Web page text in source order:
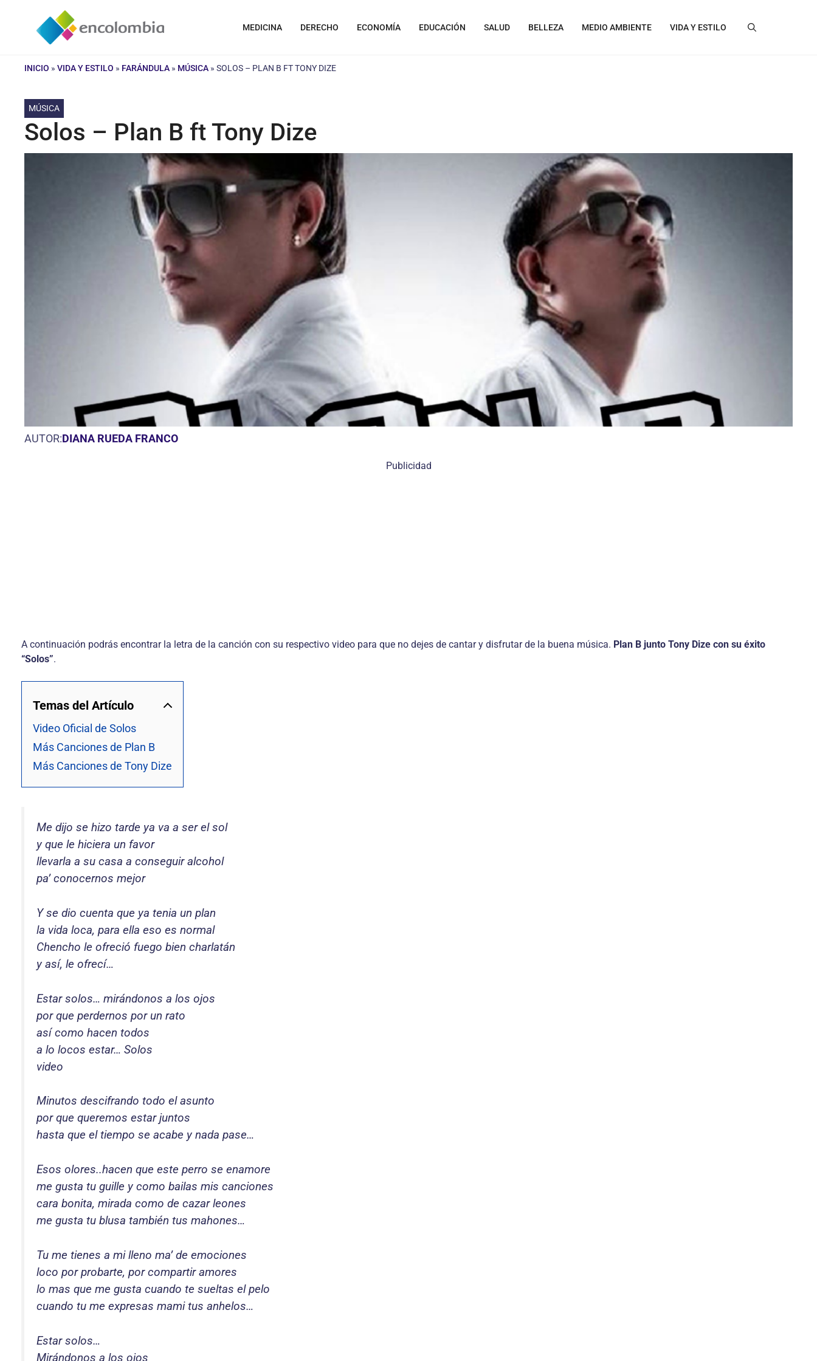
contenido
MEDICINA DERECHO ECONOMÍA EDUCACIÓN SALUD BELLEZA MEDIO AMBIENTE VIDA Y ESTILO
INICIO » VIDA Y ESTILO » FARÁNDULA » MÚSICA » SOLOS – PLAN B FT TONY DIZE
MÚSICA
Solos – Plan B ft Tony Dize
AUTOR:DIANA RUEDA FRANCO
Publicidad
A continuación podrás encontrar la letra de la canción con su respectivo video para que no dejes de cantar y disfrutar de la buena música. Plan B junto Tony Dize con su éxito
“Solos”.
Temas del Artículo
Video Oficial de Solos
Más Canciones de Plan B
Más Canciones de Tony Dize
Me dijo se hizo tarde ya va a ser el sol
y que le hiciera un favor
llevarla a su casa a conseguir alcohol
pa’ conocernos mejor
Y se dio cuenta que ya tenia un plan
la vida loca, para ella eso es normal
Chencho le ofreció fuego bien charlatán
y así, le ofrecí…
Estar solos… mirándonos a los ojos
por que perdernos por un rato
así como hacen todos
a lo locos estar… Solos
video
Minutos descifrando todo el asunto
por que queremos estar juntos
hasta que el tiempo se acabe y nada pase…
Esos olores..hacen que este perro se enamore
me gusta tu guille y como bailas mis canciones
cara bonita, mirada como de cazar leones
me gusta tu blusa también tus mahones…
Tu me tienes a mi lleno ma’ de emociones
loco por probarte, por compartir amores
lo mas que me gusta cuando te sueltas el pelo
cuando tu me expresas mami tus anhelos…
Estar solos…
Mirándonos a los ojos